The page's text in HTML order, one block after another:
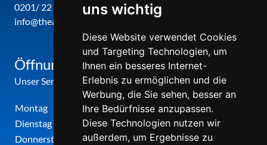
uns wichtig
Diese Website verwendet Cookies
und Targeting Technologien, um
Ihnen ein besseres Internet-
Erlebnis zu ermöglichen und die
Werbung, die Sie sehen, besser an
Ihre Bedürfnisse anzupassen.
Diese Technologien nutzen wir
außerdem, um Ergebnisse zu
0201/ 22 22 29
info@theatergemeinde-metropole-ruhr.de
Öffnungszeiten
Unser Service-Center ist zu folgenden Zeiten geöffnet
Montag
12:00 Uhr - 17:00 Uhr
Dienstag
09:00 Uhr - 12:00 Uhr
Donnerstag
09:00 Uhr - 12:00 Uhr